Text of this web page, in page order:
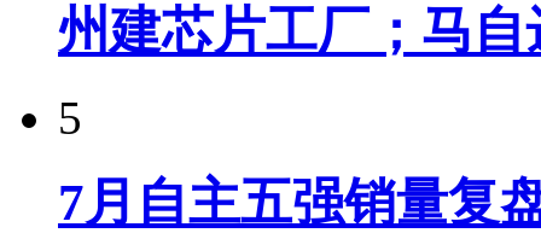
州建芯片工厂；马
5
7月自主五强销量复